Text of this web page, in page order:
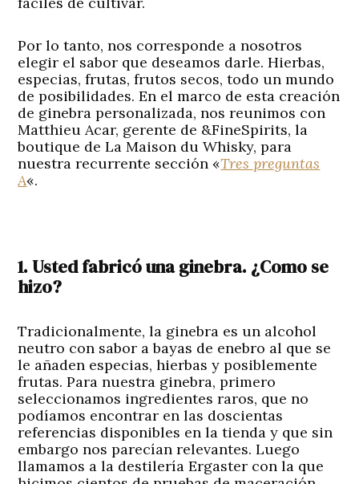
Por lo tanto, nos corresponde a nosotros
elegir el sabor que deseamos darle. Hierbas,
especias, frutas, frutos secos, todo un mundo
de posibilidades. En el marco de esta creación
de ginebra personalizada, nos reunimos con
Matthieu Acar, gerente de &FineSpirits, la
boutique de La Maison du Whisky, para
nuestra recurrente sección «Tres preguntas
A«.
1. Usted fabricó una ginebra. ¿Como se
hizo?
Tradicionalmente, la ginebra es un alcohol
neutro con sabor a bayas de enebro al que se
le añaden especias, hierbas y posiblemente
frutas. Para nuestra ginebra, primero
seleccionamos ingredientes raros, que no
podíamos encontrar en las doscientas
referencias disponibles en la tienda y que sin
embargo nos parecían relevantes. Luego
llamamos a la destilería Ergaster con la que